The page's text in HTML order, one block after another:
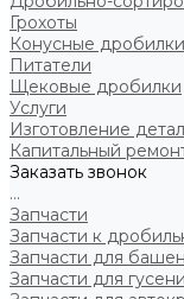
Грохоты
Конусные дробилки
Питатели
Щековые дробилки
Услуги
Изготовление
Капитальный
Заказать звонок
...
Запчасти
Запчасти к
Запчасти для
Запчасти для